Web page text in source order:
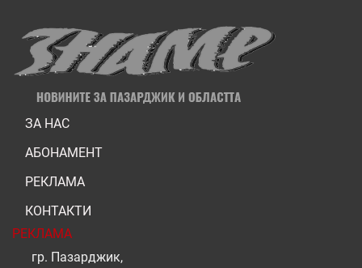
ЗА НАС
АБОНАМЕНТ
РЕКЛАМА
КОНТАКТИ
РЕКЛАМА
гр. Пазарджик,